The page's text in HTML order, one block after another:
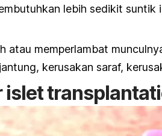
lebih sedikit suntik
atau memperlambat
kerusakan saraf,
islet